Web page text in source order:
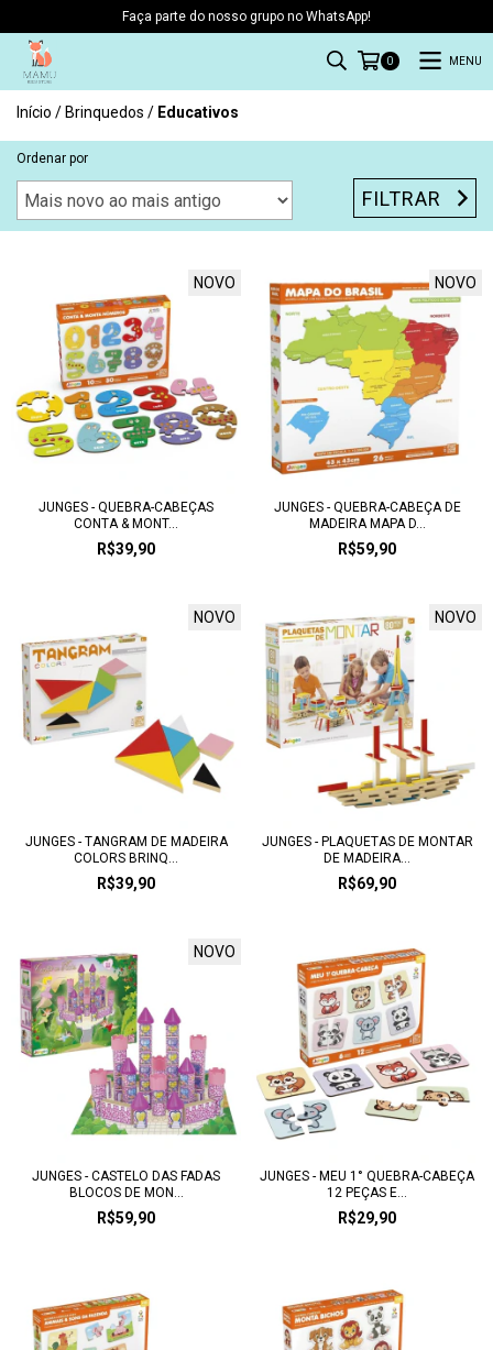
Faça parte do nosso grupo no WhatsApp!
0 MENU
Início / Brinquedos / Educativos
Ordenar por
FILTRAR
NOVO
JUNGES - QUEBRA-CABEÇAS
CONTA & MONT...
R$39,90
NOVO
JUNGES - QUEBRA-CABEÇA DE
MADEIRA MAPA D...
R$59,90
NOVO
JUNGES - TANGRAM DE MADEIRA
COLORS BRINQ...
R$39,90
NOVO
JUNGES - PLAQUETAS DE MONTAR
DE MADEIRA...
R$69,90
NOVO
JUNGES - CASTELO DAS FADAS
BLOCOS DE MON...
R$59,90
JUNGES - MEU 1° QUEBRA-CABEÇA
12 PEÇAS E...
R$29,90